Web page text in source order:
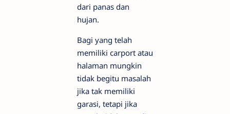
dari panas dan
hujan.
Bagi yang telah
memiliki carport atau
halaman mungkin
tidak begitu masalah
jika tak memiliki
garasi, tetapi jika